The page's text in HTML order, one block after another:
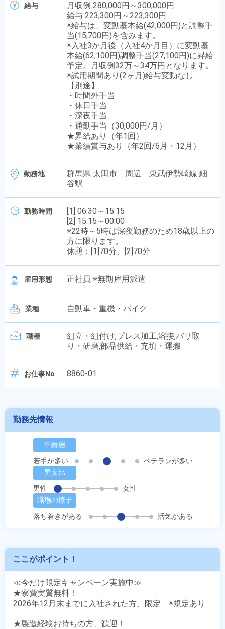
給与
月収例 280,000円～300,000円
給与 223,300円～223,300円
※給与は、変動基本給(42,000円)と調整手
当(15,700円)を含みます。
※入社3か月後（入社4か月目）に変動基
本給(62,100円)調整手当(27,100円)に昇給
予定。月収例32万～34万円となります。
※試用期間あり(2ヶ月)給与変動なし
【別途】
・時間外手当
・休日手当
・深夜手当
・通勤手当（30,000円/月）
★昇給あり（年1回）
★業績賞与あり（年2回/6月・12月）
勤務地
群馬県 太田市 周辺 東武伊勢崎線 細
谷駅
勤務時間
[1] 06:30～15:15
[2] 15:15～00:00
※22時～5時は深夜勤務のため18歳以上の
方に限ります。
休憩：[1]70分、[2]70分
雇用形態 正社員 ※無期雇用派遣
業種 自動車・重機・バイク
職種
組立・組付け,プレス加工,溶接,バリ取
り・研磨,部品供給・充填・運搬
お仕事No 8860-01
勤務先情報
年齢層
若手が多い
ベテランが多い
男女比
男性
女性
職場の様子
落ち着きがある
活気がある
ここがポイント！
≪今だけ限定キャンペーン実施中≫
★寮費実質無料！
2026年12月末までに入社された方、限定　※規定あり
★製造経験お持ちの方、歓迎！